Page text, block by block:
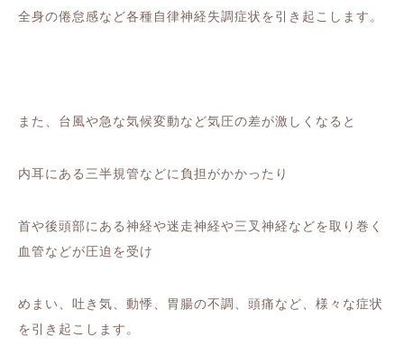
全身の倦怠感など各種自律神経失調症状を引き起こします。
また、台風や急な気候変動など気圧の差が激しくなると
内耳にある三半規管などに負担がかかったり
首や後頭部にある神経や迷走神経や三叉神経などを取り巻く
血管などが圧迫を受け
めまい、吐き気、動悸、胃腸の不調、頭痛など、様々な症状
を引き起こします。